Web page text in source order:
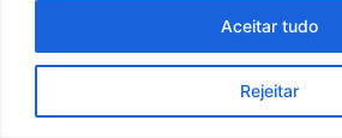
Rejeitar
Aceitar tudo